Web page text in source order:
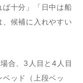
十分」「日中は船
候補に入れやすい
合、3人目と4人目
ッド（上段ベッ